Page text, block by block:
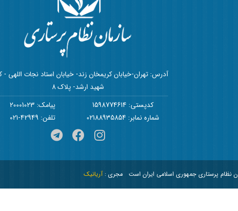
آدرس: تهران-خیابان کریمخان زند- خیابان استاد نجات اللهی -
شهید ارشد- پلاک 8
کدپستی: 1598774614
پیامک: 20001023
شماره نمابر: 02188935854
تلفن: 42949-021
نظام پرستاری جمهوری اسلامی ایران است مجری :آریانیک